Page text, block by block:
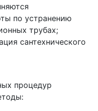
по устранению
трубах;
сантехнического
процедур